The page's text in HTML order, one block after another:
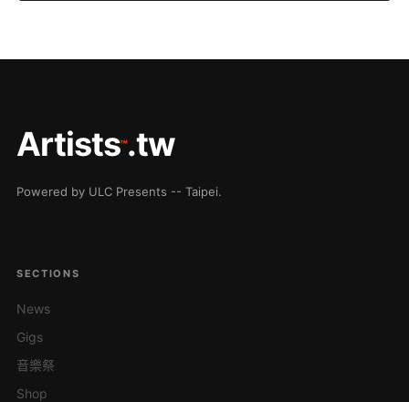
Artists™.tw
Powered by ULC Presents -- Taipei.
SECTIONS
News
Gigs
音樂祭
Shop